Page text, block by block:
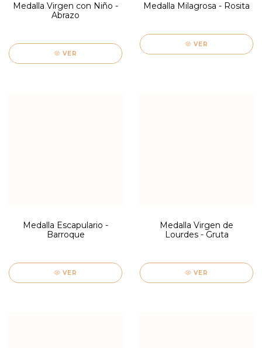
Medalla Virgen con Niño -
Abrazo
VER
Medalla Milagrosa - Rosita
VER
Medalla Escapulario -
Barroque
VER
Medalla Virgen de
Lourdes - Gruta
VER